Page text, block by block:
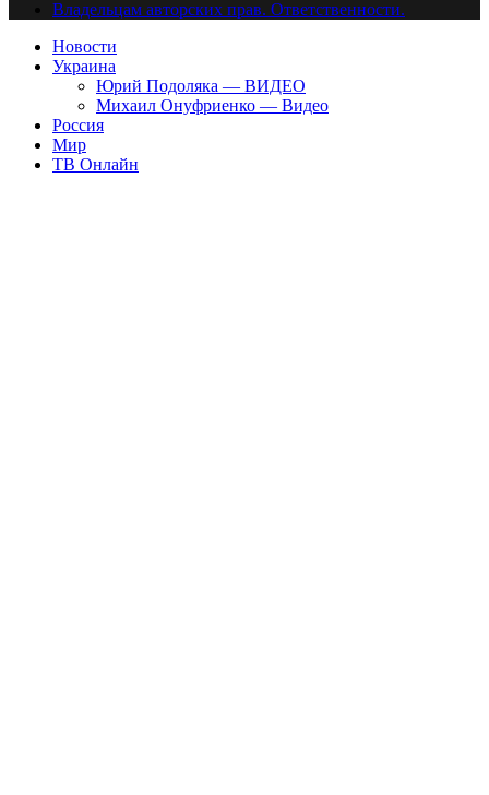
Владельцам авторских прав. Ответственности.
Новости
Украина
Юрий Подоляка — ВИДЕО
Михаил Онуфриенко — Видео
Россия
Мир
ТВ Онлайн